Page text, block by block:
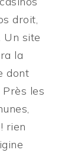
droit,
Un site
la
dont
Près les
rien